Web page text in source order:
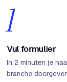
1
Vul formulier
In 2 minuten je
branche